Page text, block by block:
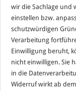
wir die Sachlage und
einstellen bzw.
schutzwürdigen
Verarbeitung
Einwilligung beruht,
nicht einwilligen. Sie
in die
Widerruf wirkt ab